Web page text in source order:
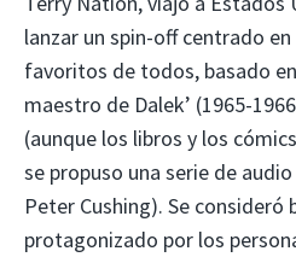
lanzar un spin-off centrado
favoritos de todos, basado
maestro de Dalek’ (1965-
(aunque los libros y los
se propuso una serie de
Peter Cushing). Se
protagonizado por los